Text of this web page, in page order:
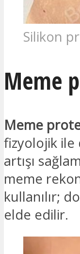
Silikon
Meme
Meme
fizyolojik ile
artışı
meme
kullanılır;
elde edilir.